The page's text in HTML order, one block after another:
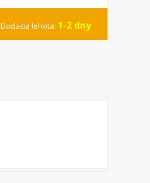
Dodacia lehota: 1-2 dny